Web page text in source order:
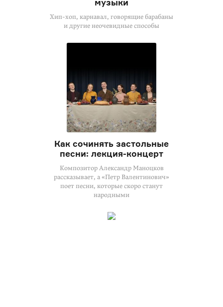
музыки
Хип-хоп, карнавал, говорящие барабаны
и другие неочевидные способы
Как сочинять застольные
песни: лекция-концерт
Композитор Александр Маноцков
рассказывает, а «Петр Валентинович»
поет песни, которые скоро станут
народными